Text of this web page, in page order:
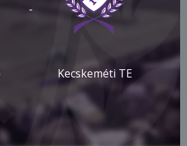
-
Kecskeméti TE